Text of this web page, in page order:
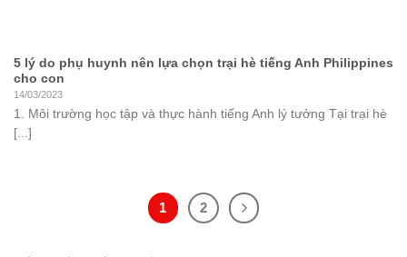
5 lý do phụ huynh nên lựa chọn trại hè tiếng Anh Philippines
cho con
14/03/2023
1. Môi trường học tập và thực hành tiếng Anh lý tưởng Tại trại hè
[...]
1 2